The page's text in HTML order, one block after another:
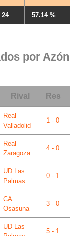
24 57.14 %
por Azón
Rival Res
Real
Valladolid
1 - 0
Real
Zaragoza
4 - 0
UD Las
Palmas
0 - 1
CA
Osasuna
3 - 0
UD Las
5 - 1